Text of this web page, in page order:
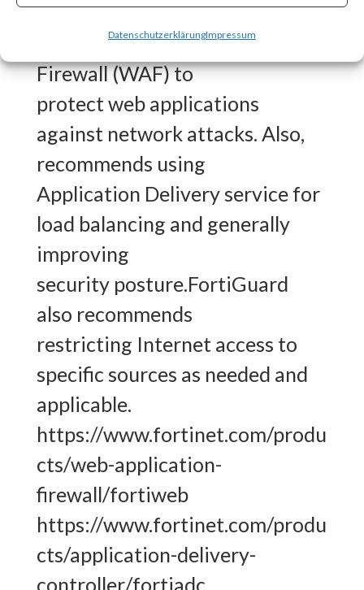
DatenschutzerklärungImpressum
application layer protection
service such as Web Application
Firewall (WAF) to
protect web applications
against network attacks. Also,
recommends using
Application Delivery service for
load balancing and generally
improving
security posture.FortiGuard
also recommends
restricting Internet access to
specific sources as needed and
applicable.
https://www.fortinet.com/produ
cts/web-application-
firewall/fortiweb
https://www.fortinet.com/produ
cts/application-delivery-
controller/fortiadc